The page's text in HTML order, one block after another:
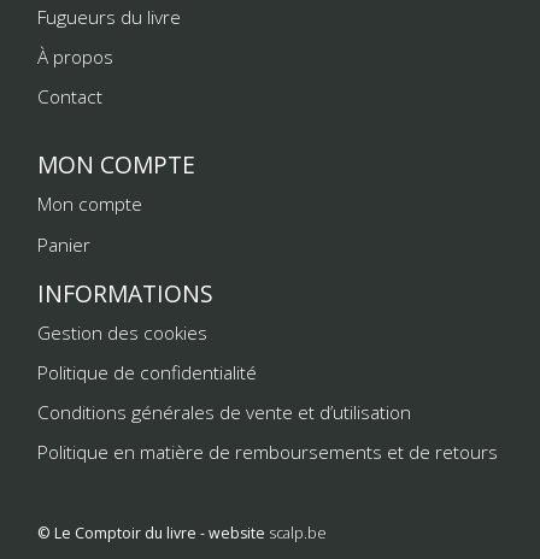
Fugueurs du livre
À propos
Contact
MON COMPTE
Mon compte
Panier
INFORMATIONS
Gestion des cookies
Politique de confidentialité
Conditions générales de vente et d’utilisation
Politique en matière de remboursements et de retours
© Le Comptoir du livre - website scalp.be